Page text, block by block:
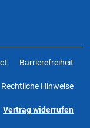
Barrierefreiheit
Rechtliche Hinweise
Vertrag widerrufen